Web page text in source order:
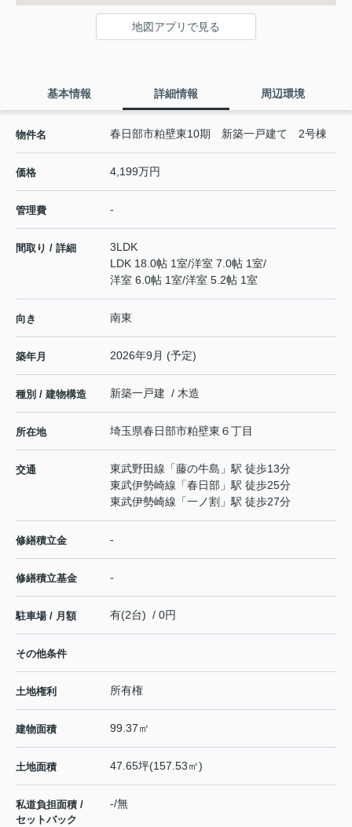
地図アプリで見る
基本情報 詳細情報 周辺環境
物件名 春日部市粕壁東10期 新築一戸建て 2号棟
価格 4,199万円
管理費 -
間取り / 詳細
3LDK
LDK 18.0帖 1室/洋室 7.0帖 1室/
洋室 6.0帖 1室/洋室 5.2帖 1室
向き 南東
築年月 2026年9月 (予定)
種別 / 建物構造 新築一戸建 / 木造
所在地 埼玉県春日部市粕壁東 ６丁目
交通 東武野田線 「藤の牛島 」駅 徒歩13分
東武伊勢崎線 「春日部 」駅 徒歩25分
東武伊勢崎線 「一ノ割 」駅 徒歩27分
修繕積立金 -
修繕積立基金 -
駐車場 / 月額 有(2台) / 0円
その他条件
土地権利 所有権
建物面積 99.37㎡
土地面積 47.65坪(157.53㎡)
私道負担面積 /
セットバック
-/無